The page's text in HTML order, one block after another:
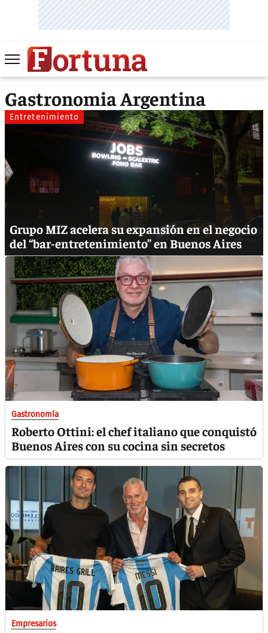
Gastronomia Argentina
Entretenimiento
Grupo MIZ acelera su expansión en el negocio
del “bar-entretenimiento” en Buenos Aires
Gastronomía
Roberto Ottini: el chef italiano que conquistó
Buenos Aires con su cocina sin secretos
Empresarios